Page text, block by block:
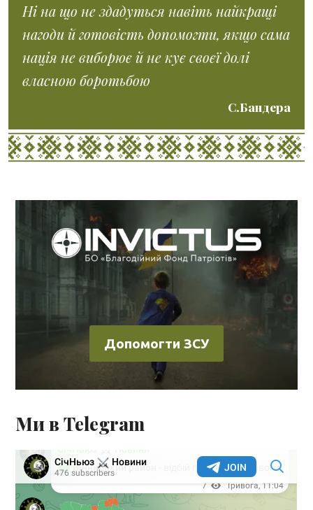
Ні на що не здадуться навіть найкращі
нагоди й готовість допомогти, якщо сама
нація не виборює й не кує своєї долі
власною боротьбою
С.Бандера
Допомогти ЗСУ
Ми в Telegram